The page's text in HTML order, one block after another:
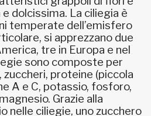
dolcissima. La ciliegia è
temperate dell’emisfero
si apprezzano due
tre in Europa e nel
sono composte per
zuccheri, proteine (piccola
A e C, potassio, fosforo,
Grazie alla
nelle ciliegie, uno zucchero